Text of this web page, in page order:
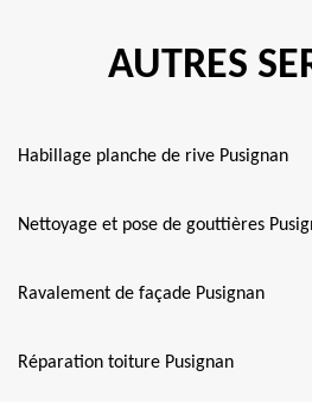
AUTRES
Habillage planche de rive Pusignan
Nettoyage et pose de gouttières
Ravalement de façade Pusignan
Réparation toiture Pusignan